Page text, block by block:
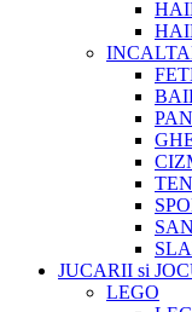
JUCARII si
LEGO